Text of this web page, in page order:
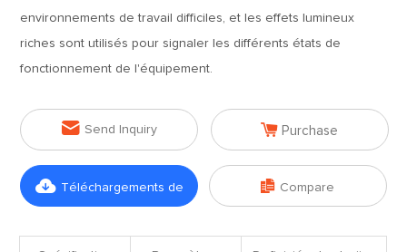
environnements de travail difficiles, et les effets lumineux
riches sont utilisés pour signaler les différents états de
fonctionnement de l'équipement.
 Send Inquiry  Purchase
 Téléchargements de  Compare